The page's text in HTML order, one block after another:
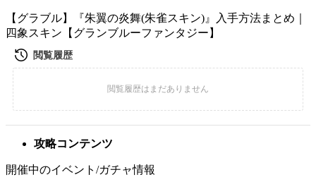
【グラブル】『朱翼の炎舞(朱雀スキン)』入手方法まとめ｜
四象スキン【グランブルーファンタジー】
攻略コンテンツ
開催中のイベント/ガチャ情報